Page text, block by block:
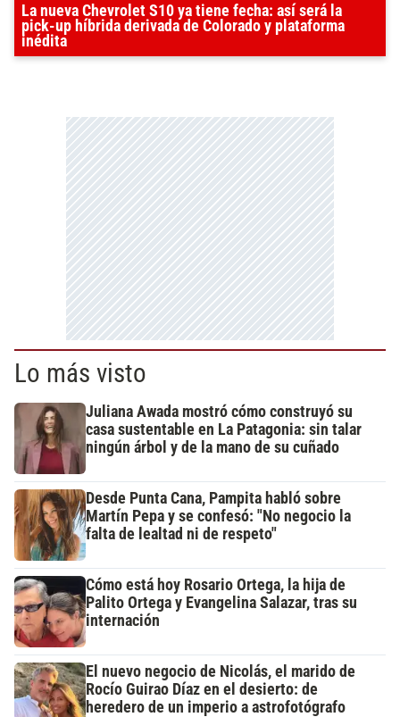
La nueva Chevrolet S10 ya tiene fecha: así será la
pick-up híbrida derivada de Colorado y plataforma
inédita
Lo más visto
Juliana Awada mostró cómo construyó su
casa sustentable en La Patagonia: sin talar
ningún árbol y de la mano de su cuñado
Desde Punta Cana, Pampita habló sobre
Martín Pepa y se confesó: "No negocio la
falta de lealtad ni de respeto"
Cómo está hoy Rosario Ortega, la hija de
Palito Ortega y Evangelina Salazar, tras su
internación
El nuevo negocio de Nicolás, el marido de
Rocío Guirao Díaz en el desierto: de
heredero de un imperio a astrofotógrafo